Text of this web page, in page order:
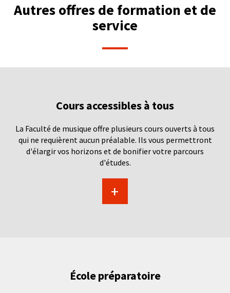
Autres offres de formation et de
service
Cours accessibles à tous
La Faculté de musique offre plusieurs cours ouverts à tous
qui ne requièrent aucun préalable. Ils vous permettront
d'élargir vos horizons et de bonifier votre parcours
d'études.
+
École préparatoire